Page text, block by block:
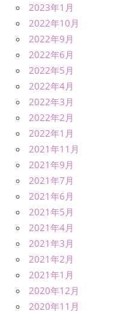
2023年1月
2022年10月
2022年9月
2022年6月
2022年5月
2022年4月
2022年3月
2022年2月
2022年1月
2021年11月
2021年9月
2021年7月
2021年6月
2021年5月
2021年4月
2021年3月
2021年2月
2021年1月
2020年12月
2020年11月